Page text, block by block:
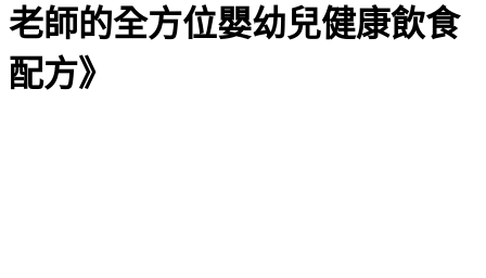
老師的全方位嬰幼兒健康飲食
配方》